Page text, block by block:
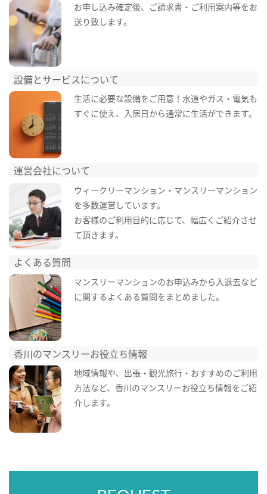
お申し込み確定後、ご請求書・ご利用案内等をお
送り致します。
設備とサービスについて
生活に必要な設備をご用意！水道やガス・電気も
すぐに使え、入居日から通常に生活ができます。
運営会社について
ウィークリーマンション・マンスリーマンション
を多数運営しています。
お客様のご利用目的に応じて、幅広くご紹介させ
て頂きます。
よくある質問
マンスリーマンションのお申込みから入退去など
に関するよくある質問をまとめました。
香川のマンスリーお役立ち情報
地域情報や、出張・観光旅行・おすすめのご利用
方法など、香川のマンスリーお役立ち情報をご紹
介します。